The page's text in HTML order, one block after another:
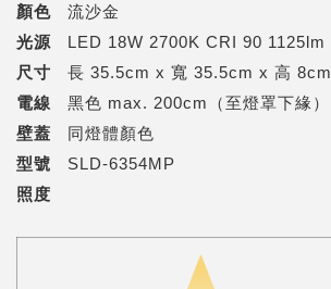
顏色 流沙金
光源 LED 18W 2700K CRI 90 1125lm
尺寸 長 35.5cm x 寬 35.5cm x 高 8cm
電線 黑色 max. 200cm（至燈罩下緣）
壁蓋 同燈體顏色
型號 SLD-6354MP
照度